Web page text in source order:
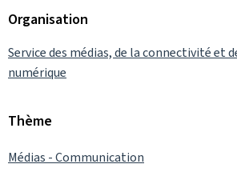
Organisation
Service des médias, de la connectivité et
numérique
Thème
Médias - Communication